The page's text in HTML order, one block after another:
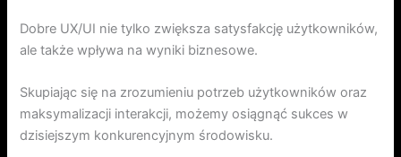
Dobre UX/UI nie tylko zwiększa satysfakcję użytkowników,
ale także wpływa na wyniki biznesowe.
Skupiając się na zrozumieniu potrzeb użytkowników oraz
maksymalizacji interakcji, możemy osiągnąć sukces w
dzisiejszym konkurencyjnym środowisku.